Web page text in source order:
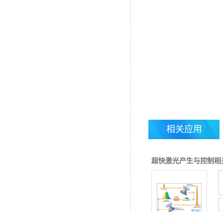
相关应用
超快激光产生与控制